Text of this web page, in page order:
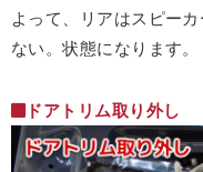
よって、リアはスピー
ない。状態になります。
ドアトリム取り外し